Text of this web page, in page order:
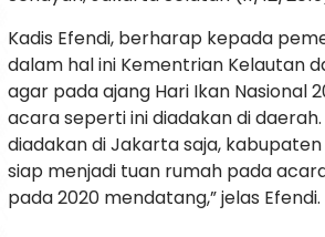
Kadis Efendi, berharap kepada
dalam hal ini Kementrian Kelautan
agar pada ajang Hari Ikan Nasional
acara seperti ini diadakan di
diadakan di Jakarta saja,
siap menjadi tuan rumah pada
pada 2020 mendatang,” jelas Efendi.